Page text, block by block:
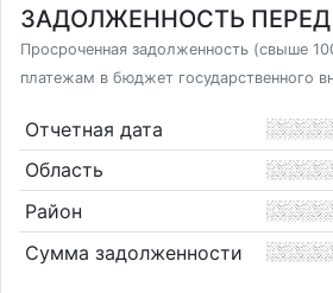
ЗАДОЛЖЕННОСТЬ
Просроченная задолженность (свыше
платежам в бюджет государственного
Отчетная дата
Область
Район
Сумма задолженности